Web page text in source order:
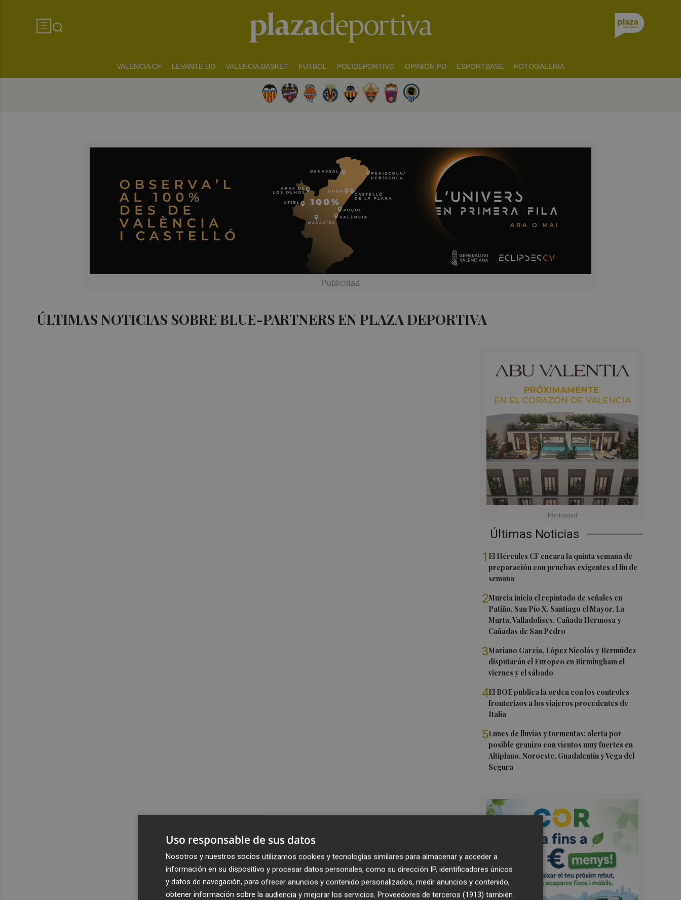
VALENCIA CF LEVANTE UD VALENCIA BASKET FUTBOL POLIDEPORTIVO OPINIÓN PD ESPORTBASE FOTOGALERÍA
ÚLTIMAS NOTICIAS SOBRE BLUE-PARTNERS EN PLAZA DEPORTIVA
Últimas Noticias
1 El Hércules CF encara la quinta semana de
preparación con pruebas exigentes el fin de
semana
2Murcia inicia el repintado de señales en
Patiño, San Pío X, Santiago el Mayor, La
Murta, Valladolises, Cañada Hermosa y
Cañadas de San Pedro
3Mariano García, López Nicolás y Bermúdez
disputarán el Europeo en Birmingham el
viernes y el sábado
4El BOE publica la orden con los controles
fronterizos a los viajeros procedentes de
Italia
5Lunes de lluvias y tormentas: alerta por
posible granizo con vientos muy fuertes en
Altiplano, Noroeste, Guadalentín y Vega del
Segura
Uso responsable de sus datos
Nosotros y nuestros socios utilizamos cookies y tecnologías similares para almacenar y acceder a
información en su dispositivo y procesar datos personales, como su dirección IP, identificadores únicos
y datos de navegación, para ofrecer anuncios y contenido personalizados, medir anuncios y contenido,
obtener información sobre la audiencia y mejorar los servicios. Proveedores de terceros (1913) también